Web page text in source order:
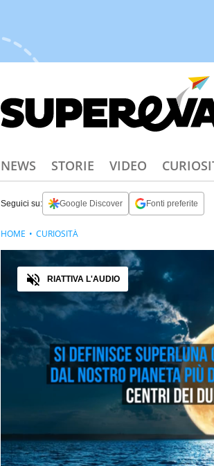
NEWS STORIE VIDEO
Seguici su: Google Discover Fonti preferite
Audio
RIATTIVA L'AUDIO
HOME CURIOSITÀ